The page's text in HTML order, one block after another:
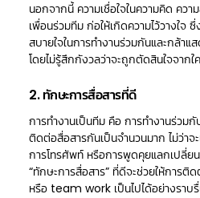
นอกจากนี้ ความเชื่อใจในความคิด ควา
เพื่อนร่วมทีม ก่อให้เกิดความไว้วางใจ
สบายใจในการทำงานร่วมกันและกล้าแ
โดยไม่รู้สึกกังวลว่าจะถูกตัดสินใจจากใ
2. ทักษะการสื่อสารที่ดี
การทำงานเป็นทีม คือ การทำงานร่วม
ติดต่อสื่อสารกันเป็นจำนวนมาก ไม่ว่าจ
การโทรศัพท์ หรือการพูดคุยแลกเปลี่ย
“ทักษะการสื่อสาร” ที่ดีจะช่วยให้การติ
หรือ team work เป็นไปได้อย่างราบ